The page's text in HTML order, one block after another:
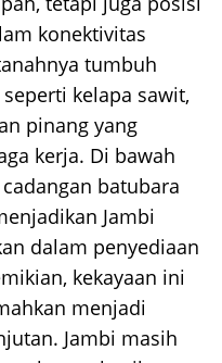
konektivitas
tumbuh
kelapa sawit,
pinang yang
kerja. Di bawah
batubara
Jambi
dalam penyediaan
kekayaan ini
menjadi
Jambi masih